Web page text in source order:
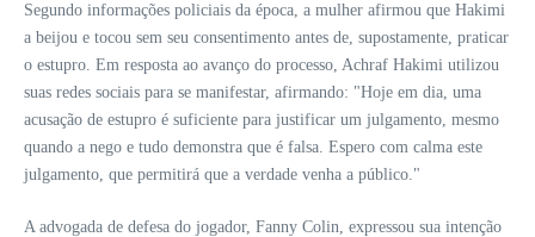
Segundo informações policiais da época, a mulher afirmou que Hakimi
a beijou e tocou sem seu consentimento antes de, supostamente, praticar
o estupro. Em resposta ao avanço do processo, Achraf Hakimi utilizou
suas redes sociais para se manifestar, afirmando: "Hoje em dia, uma
acusação de estupro é suficiente para justificar um julgamento, mesmo
quando a nego e tudo demonstra que é falsa. Espero com calma este
julgamento, que permitirá que a verdade venha a público."
A advogada de defesa do jogador, Fanny Colin, expressou sua intenção